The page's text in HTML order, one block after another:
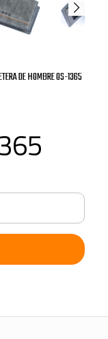
DE HOMBRE OS-1365